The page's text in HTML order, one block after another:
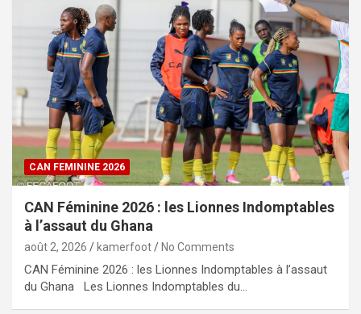
CAN FEMININE 2026
CAN Féminine 2026 : les Lionnes Indomptables
à l’assaut du Ghana
août 2, 2026 kamerfoot No Comments
CAN Féminine 2026 : les Lionnes Indomptables à l’assaut
du Ghana Les Lionnes Indomptables du…